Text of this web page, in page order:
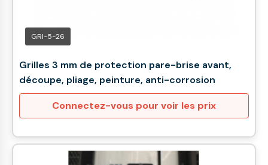
GRI-5-26
Grilles 3 mm de protection pare-brise avant,
découpe, pliage, peinture, anti-corrosion
Connectez-vous pour voir les prix